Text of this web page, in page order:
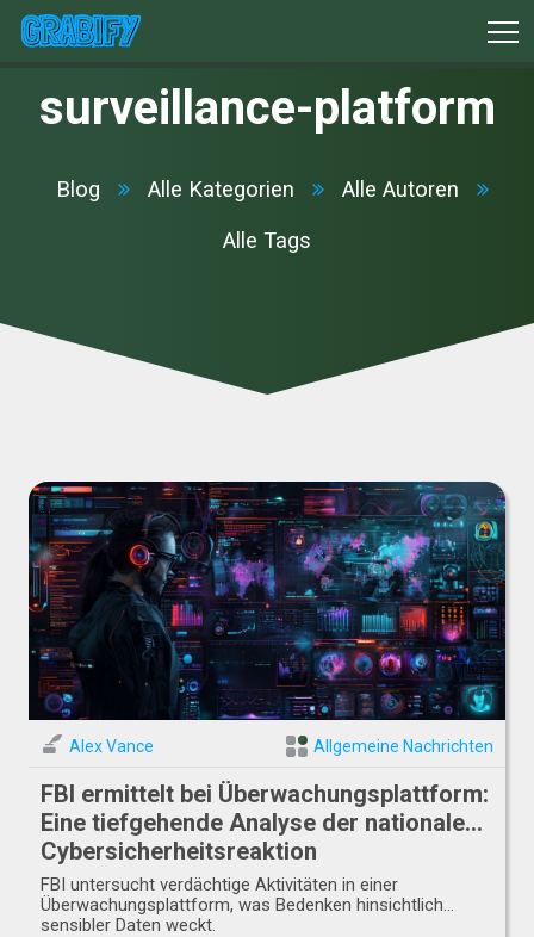
surveillance-platform
Blog Alle Kategorien Alle Autoren
Alle Tags
Alex Vance Allgemeine Nachrichten
FBI ermittelt bei Überwachungsplattform:
Eine tiefgehende Analyse der nationalen
Cybersicherheitsreaktion
FBI untersucht verdächtige Aktivitäten in einer
Überwachungsplattform, was Bedenken hinsichtlich
sensibler Daten weckt.